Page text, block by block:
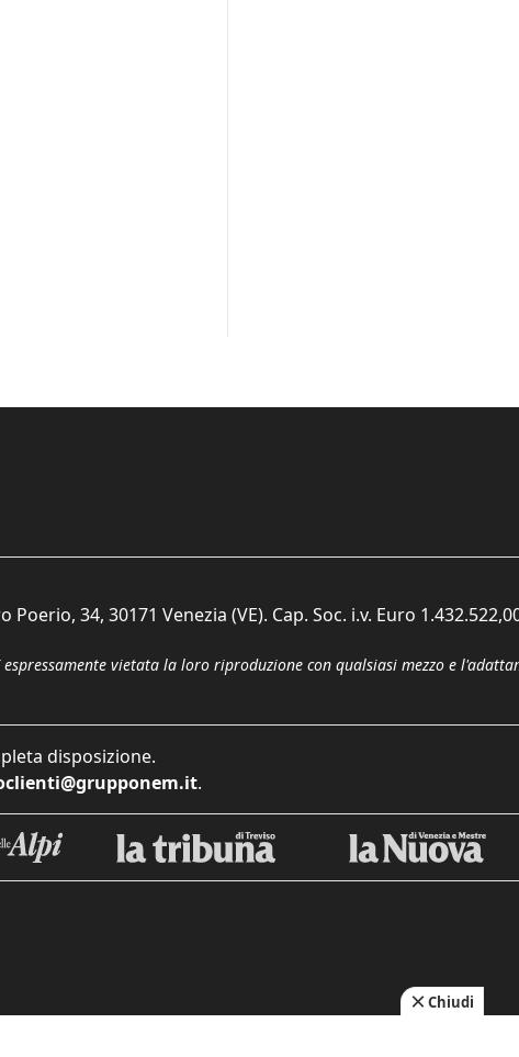
34, 30171 Venezia (VE). Cap. Soc. i.v. Euro
vietata la loro riproduzione con qualsiasi mezzo e
disposizione.
.
Chiudi